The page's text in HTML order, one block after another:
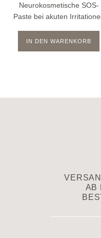
Neurokosmetische SOS-
Paste bei akuten
IN DEN WARENKORB
AB